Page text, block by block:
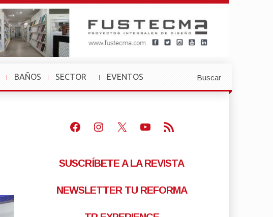
BAÑOS
SECTOR
»
EVENTOS
»
Buscar
Facebook
Instagram
X Youtube
Feed RSS
SUSCRÍBETE A LA REVISTA
NEWSLETTER TU REFORMA